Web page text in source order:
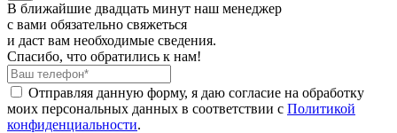
В ближайшие двадцать минут наш менеджер
с вами обязательно свяжеться
и даст вам необходимые сведения.
Спасибо, что обратились к нам!
Отправляя данную форму, я даю согласие на обработку
моих персональных данных в соответствии с Политикой
конфиденциальности.